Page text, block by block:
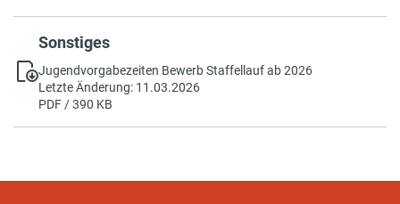
Sonstiges
Jugendvorgabezeiten Bewerb Staffellauf ab 2026
Letzte Änderung: 11.03.2026
PDF / 390 KB